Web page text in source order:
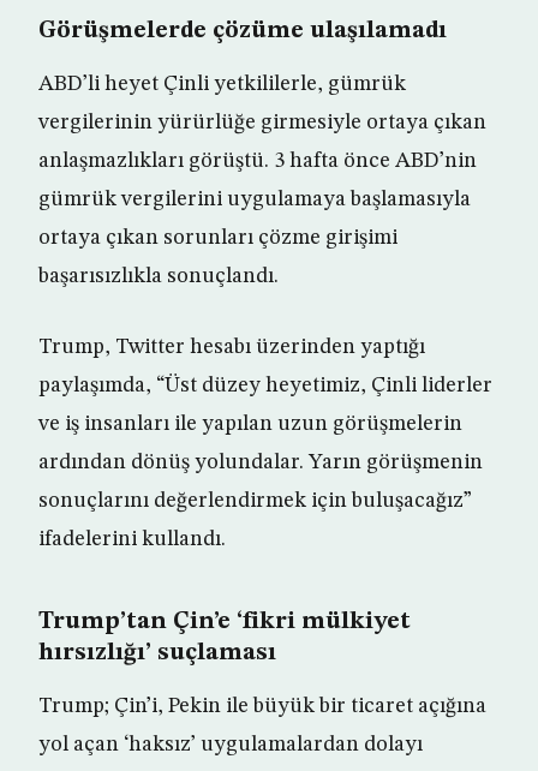
Görüşmelerde çözüme ulaşılamadı
ABD’li heyet Çinli yetkililerle, gümrük
vergilerinin yürürlüğe girmesiyle ortaya çıkan
anlaşmazlıkları görüştü. 3 hafta önce ABD’nin
gümrük vergilerini uygulamaya başlamasıyla
ortaya çıkan sorunları çözme girişimi
başarısızlıkla sonuçlandı.
Trump, Twitter hesabı üzerinden yaptığı
paylaşımda, “Üst düzey heyetimiz, Çinli liderler
ve iş insanları ile yapılan uzun görüşmelerin
ardından dönüş yolundalar. Yarın görüşmenin
sonuçlarını değerlendirmek için buluşacağız”
ifadelerini kullandı.
Trump’tan Çin’e ‘fikri mülkiyet
hırsızlığı’ suçlaması
Trump; Çin’i, Pekin ile büyük bir ticaret açığına
yol açan ‘haksız’ uygulamalardan dolayı